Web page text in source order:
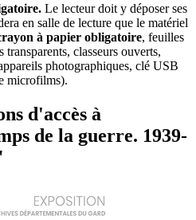
Le lecteur doit y déposer ses
en salle de lecture que le matériel
à papier obligatoire, feuilles
transparents, classeurs ouverts,
photographiques, clé USB
microfilms).
d'accès à
de la guerre. 1939-